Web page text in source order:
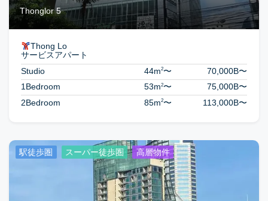
Thonglor 5
Thong Lo
サービスアパート
Studio
44m2〜 70,000B〜
1Bedroom
53m2〜 75,000B〜
2Bedroom
85m2〜 113,000B〜
駅徒歩圏 スーパー徒歩圏 高層物件